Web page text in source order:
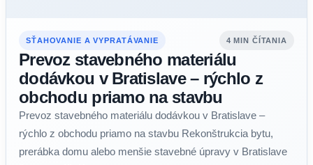
SŤAHOVANIE A VYPRATÁVANIE 4 MIN ČÍTANIA
Prevoz stavebného materiálu
dodávkou v Bratislave – rýchlo z
obchodu priamo na stavbu
Prevoz stavebného materiálu dodávkou v Bratislave –
rýchlo z obchodu priamo na stavbu Rekonštrukcia bytu,
prerábka domu alebo menšie stavebné úpravy v Bratislave